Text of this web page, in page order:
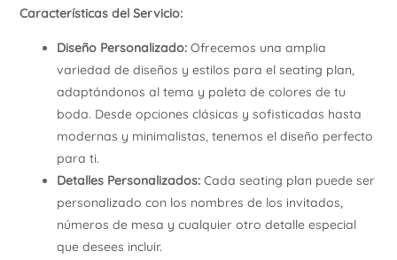
Características del Servicio:
Diseño Personalizado:Ofrecemos una amplia
variedad de diseños y estilos para el seating plan,
adaptándonos al tema y paleta de colores de tu
boda. Desde opciones clásicas y sofisticadas hasta
modernas y minimalistas, tenemos el diseño perfecto
para ti.
Detalles Personalizados:Cada seating plan puede ser
personalizado con los nombres de los invitados,
números de mesa y cualquier otro detalle especial
que desees incluir.